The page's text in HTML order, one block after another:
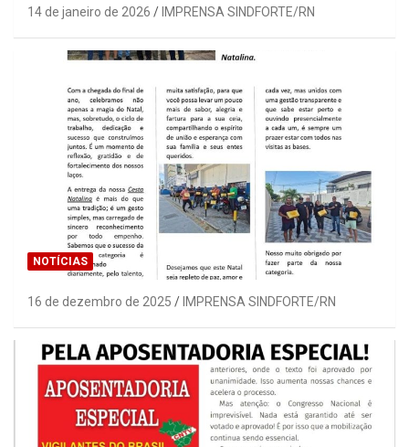
14 de janeiro de 2026 IMPRENSA SINDFORTE/RN
NOTÍCIAS
16 de dezembro de 2025 IMPRENSA SINDFORTE/RN